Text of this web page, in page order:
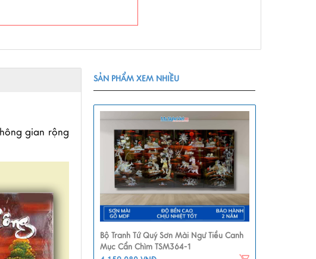
gian rộng
SẢN PHẨM XEM NHIỀU
Bộ Tranh Tứ Quý Sơn Mài Ngư Tiều Canh
Mục Cẩn Chìm TSM364-1